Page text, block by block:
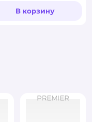
В корзину
PREMIER